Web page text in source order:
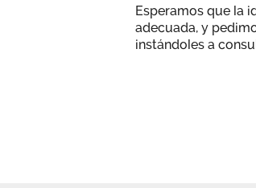
Esperamos que la
adecuada, y
instándoles a